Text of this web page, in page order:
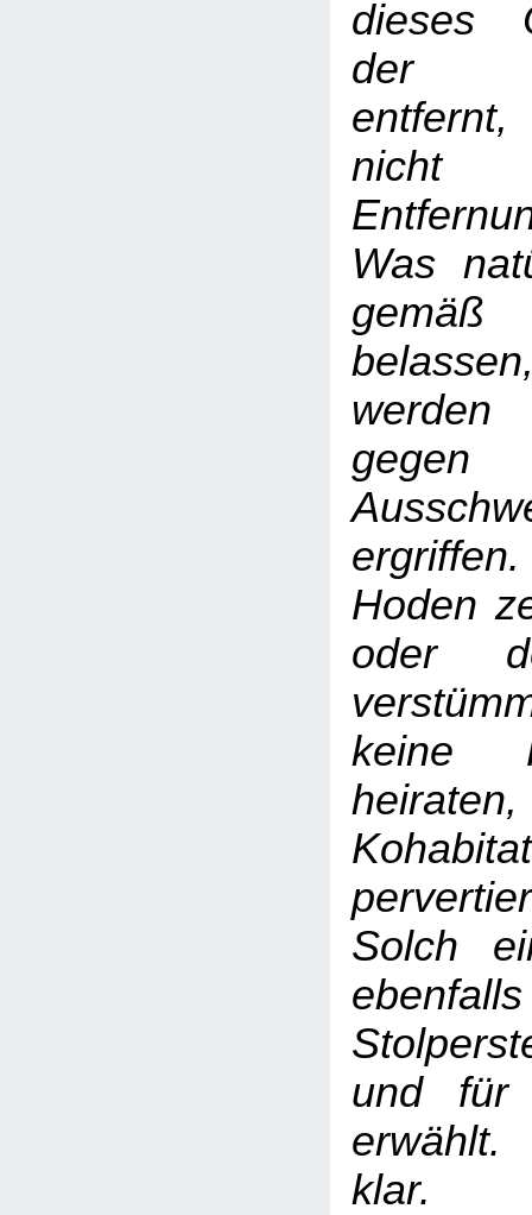
dieses
der
nicht
Was
werden
gegen
Hoden
oder
keine
Solch
und für
klar.